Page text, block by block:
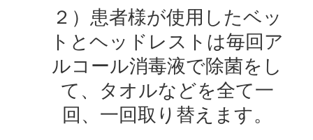
２）患者様が使用したベッ
トとヘッドレストは毎回ア
ルコール消毒液で除菌をし
て、タオルなどを全て一
回、一回取り替えます。